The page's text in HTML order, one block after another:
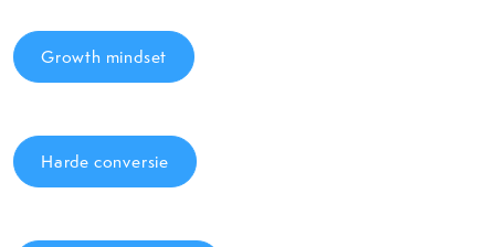
Growth mindset
Harde conversie